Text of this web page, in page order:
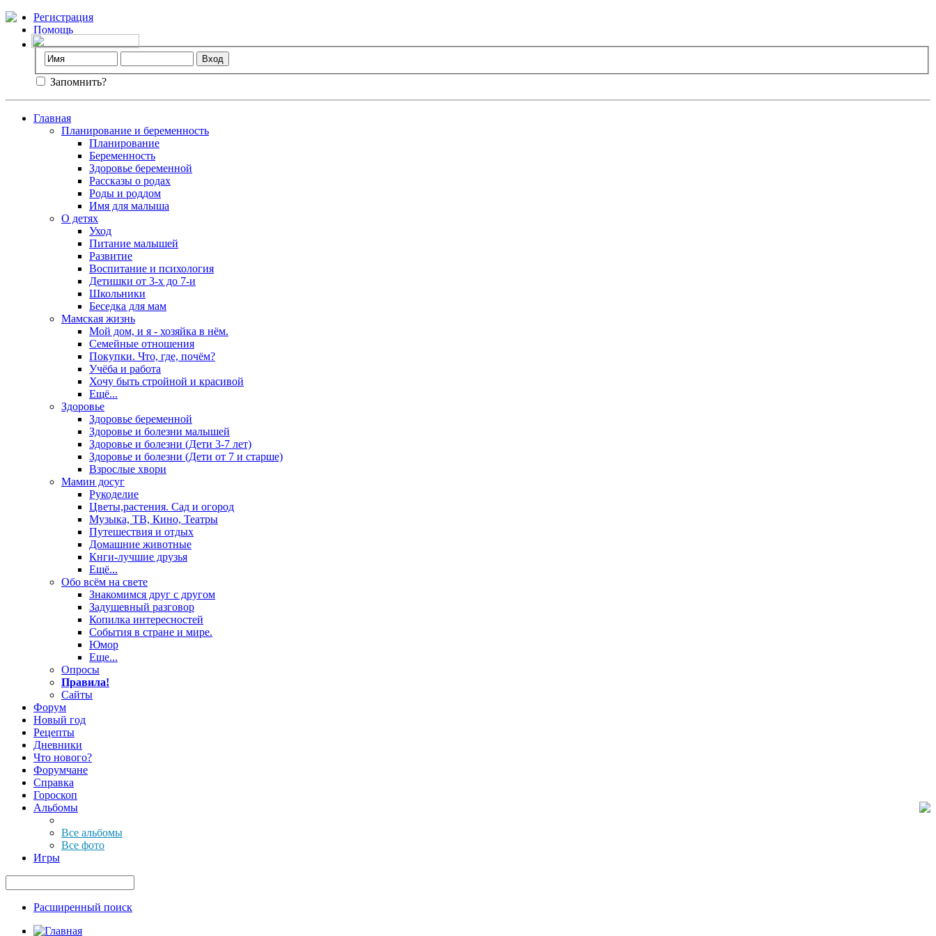
Регистрация
Помощь
Запомнить?
Главная
Планирование и беременность
Планирование
Беременность
Здоровье беременной
Рассказы о родах
Роды и роддом
Имя для малыша
О детях
Уход
Питание малышей
Развитие
Воспитание и психология
Детишки от 3-х до 7-и
Школьники
Беседка для мам
Мамская жизнь
Мой дом, и я - хозяйка в нём.
Семейные отношения
Покупки. Что, где, почём?
Учёба и работа
Хочу быть стройной и красивой
Ещё...
Здоровье
Здоровье беременной
Здоровье и болезни малышей
Здоровье и болезни (Дети 3-7 лет)
Здоровье и болезни (Дети от 7 и старше)
Взрослые хвори
Мамин досуг
Рукоделие
Цветы,растения. Сад и огород
Музыка, ТВ, Кино, Театры
Путешествия и отдых
Домашние животные
Кнги-лучшие друзья
Ещё...
Обо всём на свете
Знакомимся друг с другом
Задушевный разговор
Копилка интересностей
События в стране и мире.
Юмор
Еще...
Опросы
Правила!
Сайты
Форум
Новый год
Рецепты
Дневники
Что нового?
Форумчане
Справка
Гороскоп
Альбомы
Все альбомы
Все фото
Игры
Расширенный поиск